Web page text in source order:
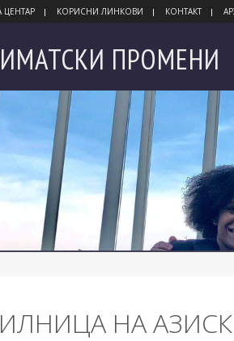
ЦЕНТАР КОРИСНИ ЛИНКОВИ КОНТАКТ
ПРОМЕНИ
НА